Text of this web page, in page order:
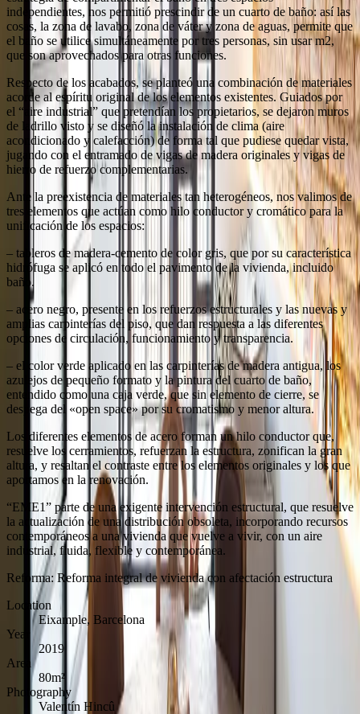
independientes, nos permitió prescindir de un cuarto de baño: así las
cosas, la zona de lavabo, zona de váter y zona de aguas, permite que
el baño se utilice simultáneamente por tres personas, sin usar m2,
que son aprovechados para otras funciones.
Respecto de los acabados, se planteó una combinación de materiales
acorde al espíritu original de los elementos existentes. Guiados por
el “aire industrial” que pretendían los propietarios, se dejaron muros
de ladrillo visto y se diseñó la instalación de clima (aire
acondicionado y calefacción) de forma tal que pudiese quedar vista,
jugando con el entramado de vigas de madera originales y vigas de
hierro de refuerzo complementarias.
Ante la preexistencia de materiales tan heterogéneos, nos valimos de
tres elementos que actúan como hilo conductor y cromático para la
unificación de los espacios:
– tableros de madera-cemento de color gris, que por su característica
hidrófuga se aplicó en todo el pavimento de la vivienda, incluido
baño.
– acero negro, presente en los refuerzos estructurales y las nuevas y
amplias carpinterías del piso, que dan respuesta a las diferentes
opciones de circulación, funcionamiento y transparencia.
– el color verde aplicado en las carpinterías de madera antigua, los
azulejos de pequeño formato y la pintura del cuarto de baño,
entendido como una caja verde, que sin elemento de cierre, se
despega del «open space» por su cromatismo y menor altura.
Los diferentes elementos de acero forman un hilo conductor que,
resuelve los cerramientos, refuerzan la estructura, zonifican la gran
altura, y resaltan el contraste entre los elementos originales y los que
aportamos en la renovación.
“EME1” parte de una exigente intervención estructural, que resuelve
la actualización de una distribución obsoleta, incorporando recursos
contemporáneos a una vivienda que vuelve a vivir, con un aire
industrial, fluida, flexible y contemporánea.
Reforma: Reforma integral de vivienda con afectación estructura
Location
Eixample, Barcelona
Year
2019
Area
80m²
Photography
Valentín Hincû